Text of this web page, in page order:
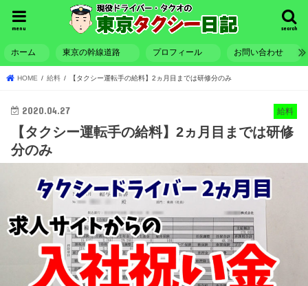
search
menu
ホーム 東京の幹線道路 プロフィール お問い合わせ
HOME 給料 【タクシー運転手の給料】2ヵ月目までは研修分のみ
給料
2020.04.27
【タクシー運転手の給料】2ヵ月目までは研修
分のみ